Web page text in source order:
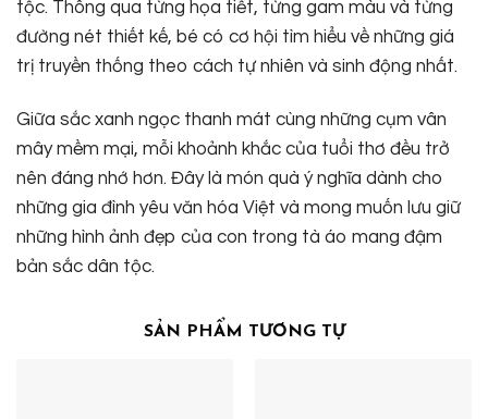
tộc. Thông qua từng họa tiết, từng gam màu và từng
đường nét thiết kế, bé có cơ hội tìm hiểu về những giá
trị truyền thống theo cách tự nhiên và sinh động nhất.
Giữa sắc xanh ngọc thanh mát cùng những cụm vân
mây mềm mại, mỗi khoảnh khắc của tuổi thơ đều trở
nên đáng nhớ hơn. Đây là món quà ý nghĩa dành cho
những gia đình yêu văn hóa Việt và mong muốn lưu giữ
những hình ảnh đẹp của con trong tà áo mang đậm
bản sắc dân tộc.
SẢN PHẨM TƯƠNG TỰ